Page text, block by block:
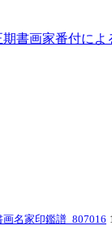
書画家番付によ
名家印鑑譜_807016